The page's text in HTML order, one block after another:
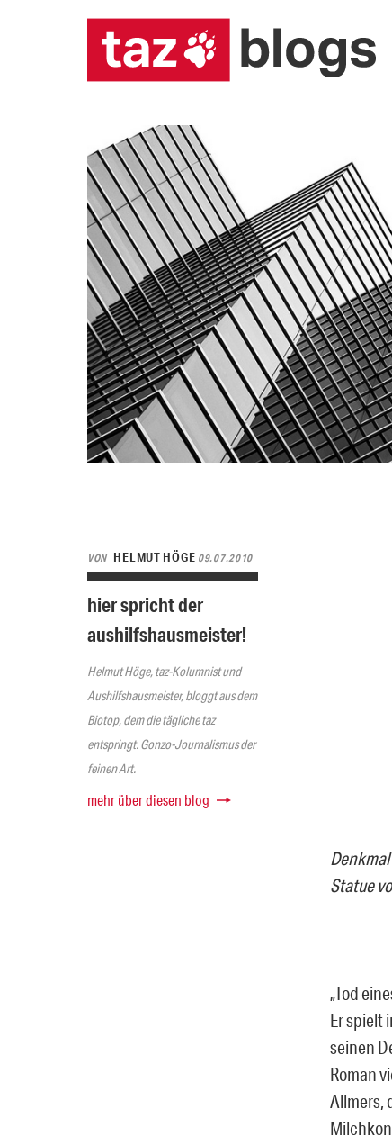
VON HELMUT HÖGE 09.07.2010
hier spricht der
aushilfshausmeister!
Helmut Höge, taz-Kolumnist und
Aushilfshausmeister, bloggt aus dem
Biotop, dem die tägliche taz
entspringt. Gonzo-Journalismus der
feinen Art.
mehr über diesen blog
Statue
„Tod
Er spielt
seinen
Roman
Allmers,